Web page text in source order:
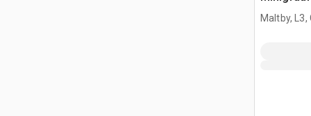
Maltby, L3,